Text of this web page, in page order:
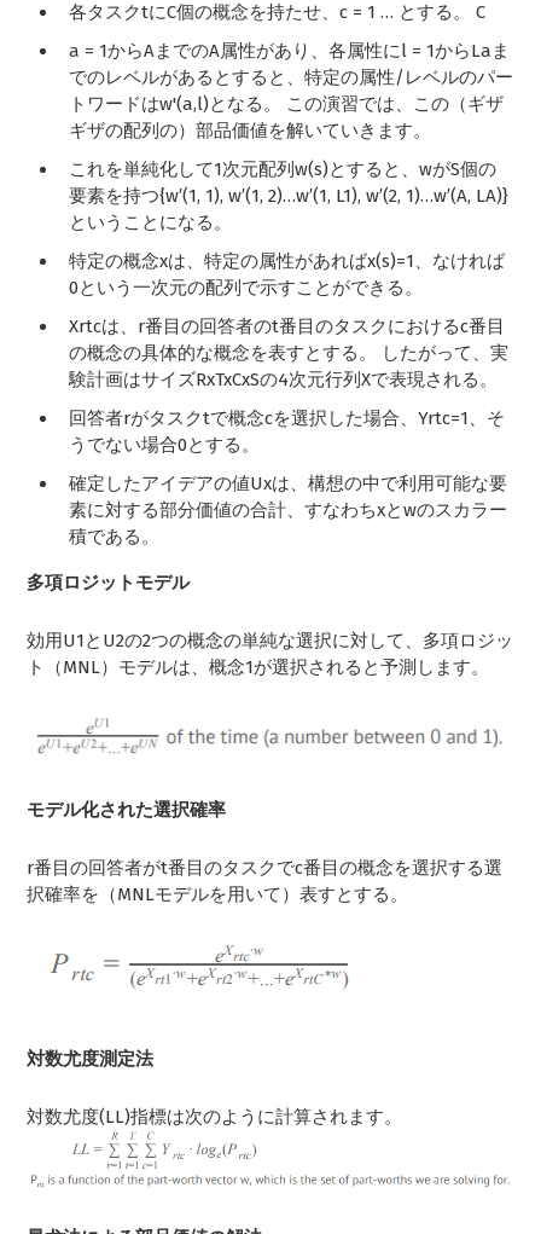
各タスクtにC個の概念を持たせ、c = 1 … とする。 C
a = 1からAまでのA属性があり、各属性にl = 1からLaま
でのレベルがあるとすると、特定の属性/レベルのパー
トワードはw'(a,l)となる。 この演習では、この（ギザ
ギザの配列の）部品価値を解いていきます。
これを単純化して1次元配列w(s)とすると、wがS個の
要素を持つ{w′(1, 1), w′(1, 2)…w′(1, L1), w′(2, 1)…w′(A, LA)}
ということになる。
特定の概念xは、特定の属性があればx(s)=1、なければ
0という一次元の配列で示すことができる。
Xrtcは、r番目の回答者のt番目のタスクにおけるc番目
の概念の具体的な概念を表すとする。 したがって、実
験計画はサイズRxTxCxSの4次元行列Xで表現される。
回答者rがタスクtで概念cを選択した場合、Yrtc=1、そ
うでない場合0とする。
確定したアイデアの値Uxは、構想の中で利用可能な要
素に対する部分価値の合計、すなわちxとwのスカラー
積である。
多項ロジットモデル
効用U1とU2の2つの概念の単純な選択に対して、多項ロジッ
ト（MNL）モデルは、概念1が選択されると予測します。
モデル化された選択確率
r番目の回答者がt番目のタスクでc番目の概念を選択する選
択確率を（MNLモデルを用いて）表すとする。
対数尤度測定法
対数尤度(LL)指標は次のように計算されます。